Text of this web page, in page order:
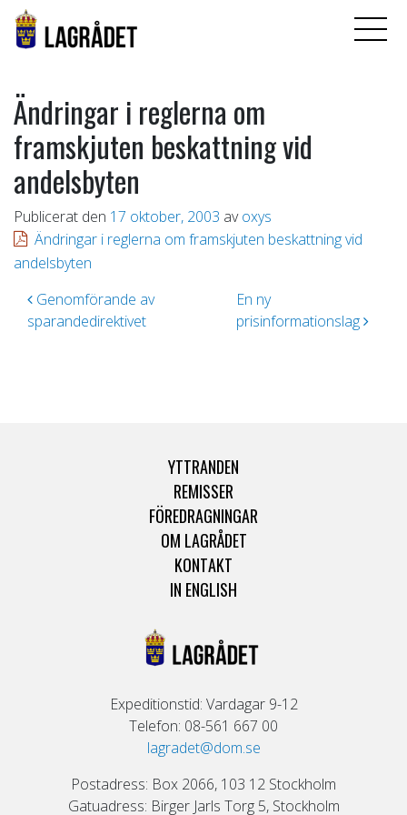
Ändringar i reglerna om
framskjuten beskattning vid
andelsbyten
Publicerat den 17 oktober, 2003 av oxys
Ändringar i reglerna om framskjuten beskattning vid
andelsbyten
Inläggsnavigering
Genomförande av
sparandedirektivet
En ny
prisinformationslag
YTTRANDEN
REMISSER
FÖREDRAGNINGAR
OM LAGRÅDET
KONTAKT
IN ENGLISH
Expeditionstid: Vardagar 9-12
Telefon: 08-561 667 00
lagradet@dom.se
Postadress: Box 2066, 103 12 Stockholm
Gatuadress: Birger Jarls Torg 5, Stockholm